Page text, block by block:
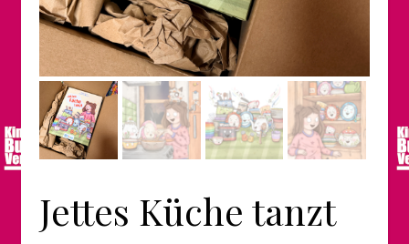
Jettes Küche tanzt